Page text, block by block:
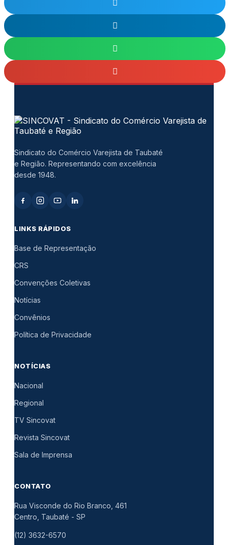
Sindicato do Comércio Varejista de Taubaté
e Região. Representando com excelência
desde 1948.
LINKS RÁPIDOS
Base de Representação
CRS
Convenções Coletivas
Notícias
Convênios
Política de Privacidade
NOTÍCIAS
Nacional
Regional
TV Sincovat
Revista Sincovat
Sala de Imprensa
CONTATO
Rua Visconde do Rio Branco, 461
Centro, Taubaté - SP
(12) 3632-6570